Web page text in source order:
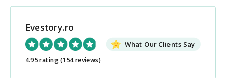
Evestory.ro
What Our Clients Say
4.95 rating(154 reviews)